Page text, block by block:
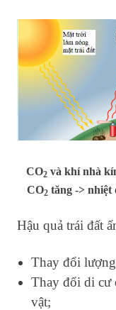
CO2 và khí nhà
CO2tăng -> nhiệt
Hậu quả trái đất
Thay đổi
Thay đổi di cư
vật;